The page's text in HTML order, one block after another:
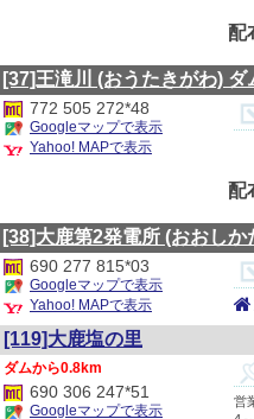
配
[37]王滝川 (おうたきがわ) ダ
772 505 272*48
Googleマップで表示
Yahoo! MAPで表示
配
[38]大鹿第2発電所 (おおしか
690 277 815*03
Googleマップで表示
Yahoo! MAPで表示
[119]大鹿塩の里
営
0.8km
690 306 247*51
Googleマップで表示